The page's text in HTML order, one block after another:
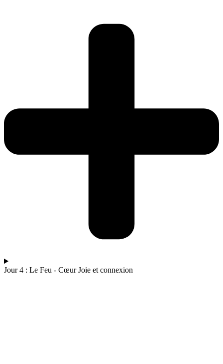
Jour 4 : Le Feu - Cœur Joie et connexion